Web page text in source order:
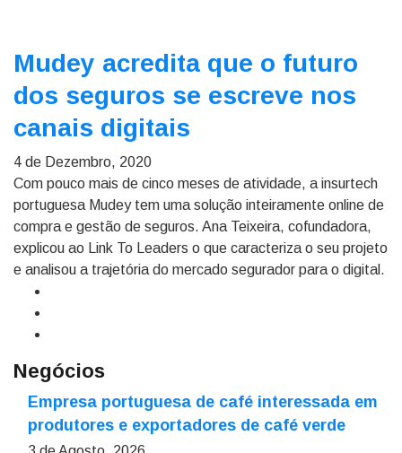
Mudey acredita que o futuro
dos seguros se escreve nos
canais digitais
4 de Dezembro, 2020
Com pouco mais de cinco meses de atividade, a insurtech
portuguesa Mudey tem uma solução inteiramente online de
compra e gestão de seguros. Ana Teixeira, cofundadora,
explicou ao Link To Leaders o que caracteriza o seu projeto
e analisou a trajetória do mercado segurador para o digital.
Negócios
Empresa portuguesa de café interessada em
produtores e exportadores de café verde